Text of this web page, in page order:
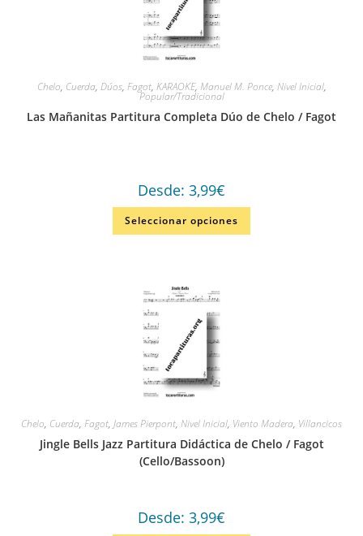
Chelo, Cuerda, Dúos, Fagot, KARAOKE, Manuel M. Ponce, Nivel Inicial,
Popular/Tradicional
Las Mañanitas Partitura Completa Dúo de Chelo / Fagot
Desde: 3,99€
Seleccionar opciones
Chelo, Cuerda, Fagot, James Pierpont, Nivel Inicial, Viento Madera, Villancicos
Jingle Bells Jazz Partitura Didáctica de Chelo / Fagot
(Cello/Bassoon)
Desde: 3,99€